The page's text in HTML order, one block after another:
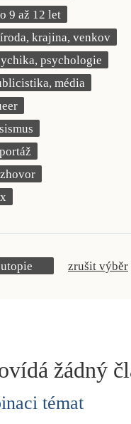
9 až 12 let
krajina, venkov
psychologie
média
utopie zrušit výběr
žádný
témat